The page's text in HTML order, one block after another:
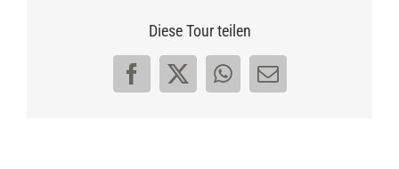
Diese Tour teilen
Facebook
X WhatsApp
E-